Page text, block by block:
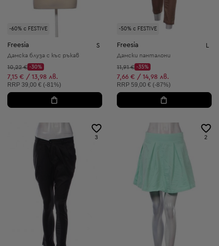
-60% с FESTIVE
Freesia S
Дамска блуза с къс ръкав
Начална цена:
10,22 €
Discount Price:
-30%
Намалена цена:
7,15 € / 13,98 лв.
Препоръчителна цена:
RRP 39,00 € (-81%)
-50% с FESTIVE
Freesia L
Дамски панталони
Начална цена:
11,91 €
Discount Price:
-35%
Намалена цена:
7,66 € / 14,98 лв.
Препоръчителна цена:
RRP 59,00 € (-87%)
3 2